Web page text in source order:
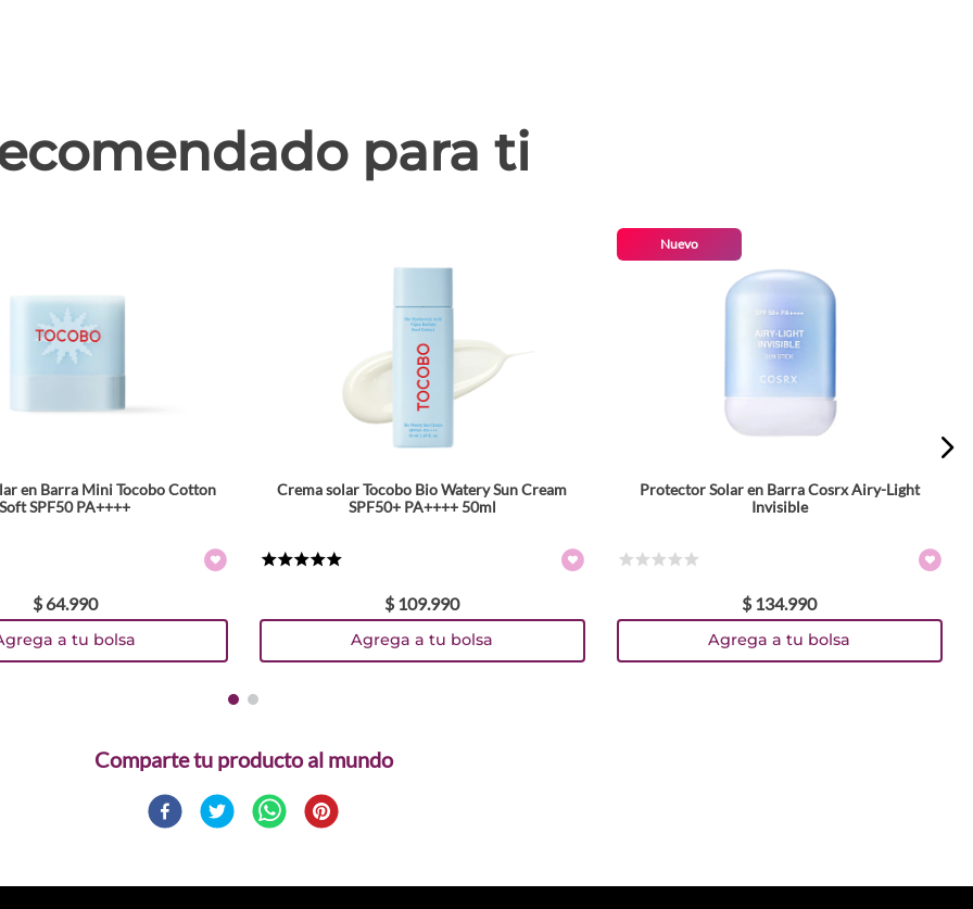
para ti
en Barra Mini Tocobo Cotton
Soft SPF50 PA++++
$ 64.990
a tu bolsa
Crema solar Tocobo Bio Watery Sun Cream
SPF50+ PA++++ 50ml
$ 109.990
Agrega a tu bolsa
Nuevo
Protector Solar en Barra Cosrx Airy-Light
Invisible
$ 134.990
Agrega a tu bolsa
Comparte